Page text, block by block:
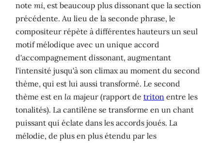
note mi, est beaucoup plus dissonant que la section
précédente. Au lieu de la seconde phrase, le
compositeur répète à différentes hauteurs un seul
motif mélodique avec un unique accord
d'accompagnement dissonant, augmentant
l'intensité jusqu'à son climax au moment du second
thème, qui est lui aussi transformé. Le second
thème est en la majeur (rapport de triton entre les
tonalités). La cantilène se transforme en un chant
puissant qui éclate dans les accords joués. La
mélodie, de plus en plus étendu par les